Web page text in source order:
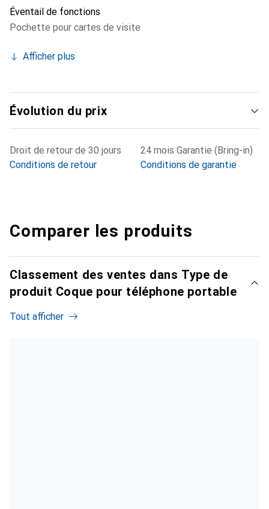
Éventail de fonctions
Pochette pour cartes de visite
Afficher plus
Évolution du prix
Droit de retour de 30 jours
Conditions de retour
24 mois Garantie (Bring-in)
Conditions de garantie
Comparer les produits
Classement des ventes dans Type de
produit Coque pour téléphone portable
Tout afficher